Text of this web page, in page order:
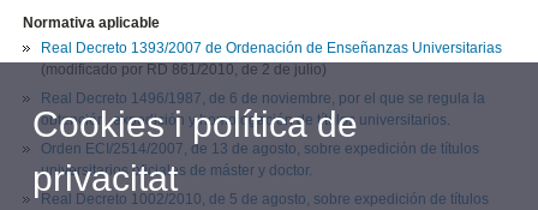
Normativa aplicable
Real Decreto 1393/2007 de Ordenación de Enseñanzas Universitarias
(modificado por RD 861/2010, de 2 de julio)
Real Decreto 1496/1987, de 6 de noviembre, por el que se regula la
obtención, expedición y homologación de títulos universitarios.
Orden ECI/2514/2007, de 13 de agosto, sobre expedición de títulos
universitarios oficiales de máster y doctor.
Real Decreto 1002/2010, de 5 de agosto, sobre expedición de títulos
Cookies i política de
privacitat